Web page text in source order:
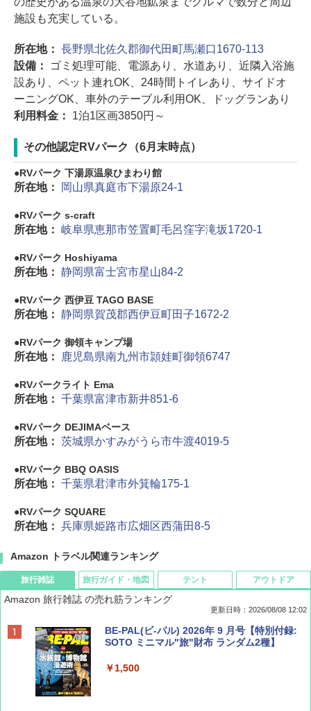
施設も充実している。
所在地： 長野県北佐久郡御代田町馬瀬口1670-113
設備：
ゴミ処理可能、電源あり、水道あり、近隣入浴施
設あり、ペット連れOK、24時間トイレあり、サイドオ
ーニングOK、車外のテーブル利用OK、ドッグランあり
利用料金： 1泊1区画3850円～
その他認定RVパーク（6月末時点）
RVパーク 下湯原温泉ひまわり館
所在地： 岡山県真庭市下湯原24-1
RVパーク s-craft
所在地： 岐阜県恵那市笠置町毛呂窪字滝坂1720-1
RVパーク Hoshiyama
所在地： 静岡県富士宮市星山84-2
RVパーク 西伊豆 TAGO BASE
所在地： 静岡県賀茂郡西伊豆町田子1672-2
RVパーク 御領キャンプ場
所在地： 鹿児島県南九州市頴娃町御領6747
RVパークライト Ema
所在地： 千葉県富津市新井851-6
RVパーク DEJIMAベース
所在地： 茨城県かすみがうら市牛渡4019-5
RVパーク BBQ OASIS
所在地： 千葉県君津市外箕輪175-1
RVパーク SQUARE
所在地： 兵庫県姫路市広畑区西蒲田8-5
Amazon トラベル関連ランキング
旅行雑誌
Amazon 旅行雑誌 の売れ筋ランキング
更新日時：2026/08/08 12:02
BE-PAL(ビ-パル) 2026年 9 月号【特別付録:
SOTO ミニマル"旅"財布 ランダム2種】
￥1,500
旅行ガイド・地図 テント アウトドア